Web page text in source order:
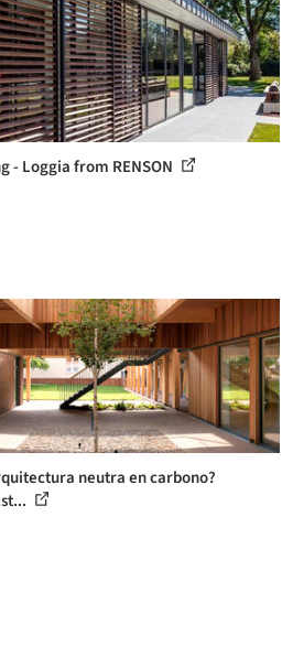
- Loggia from RENSON
neutra en carbono?